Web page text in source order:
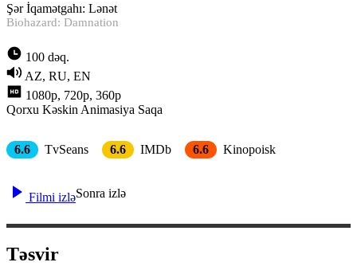
Şər İqamətgahı: Lənət
Biohazard: Damnation
100 dəq.
AZ, RU, EN
1080p, 720p, 360p
Qorxu Kəskin Animasiya Saqa
6.6 TvSeans 6.6 IMDb 6.6 Kinopoisk
Filmi izləSonra izlə
Təsvir